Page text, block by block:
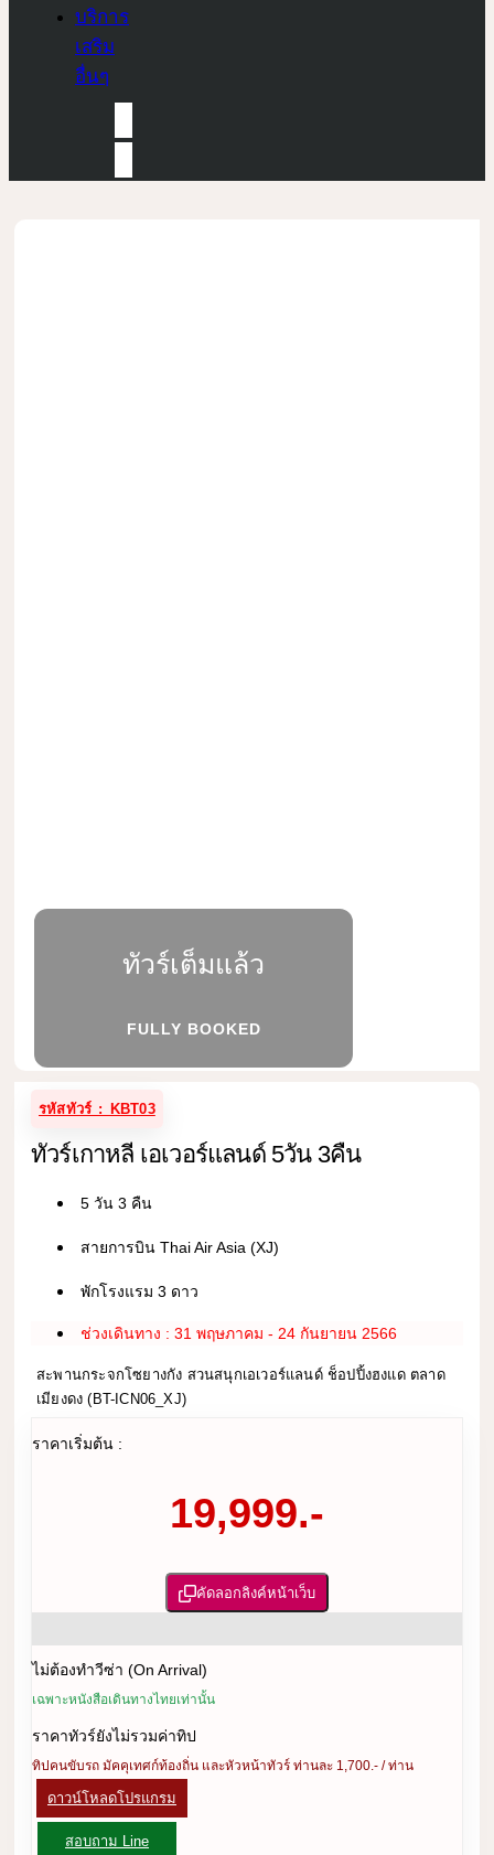
บริการ
เสริม
อื่นๆ
ทัวร์เต็มแล้ว
FULLY BOOKED
รหัสทัวร์ : KBT03
ทัวร์เกาหลี เอเวอร์แลนด์ 5วัน 3คืน
5 วัน 3 คืน
สายการบิน Thai Air Asia (XJ)
พักโรงแรม 3 ดาว
ช่วงเดินทาง : 31 พฤษภาคม - 24 กันยายน 2566
สะพานกระจกโซยางกัง สวนสนุกเอเวอร์แลนด์ ช็อปปิ้งฮงแด ตลาด
เมียงดง (BT-ICN06_XJ)
ราคาเริ่มต้น :
19,999.-
คัดลอกลิงค์หน้าเว็บ
ไม่ต้องทำวีซ่า (On Arrival)
เฉพาะหนังสือเดินทางไทยเท่านั้น
ราคาทัวร์ยังไม่รวมค่าทิป
ทิปคนขับรถ มัคคุเทศก์ท้องถิ่น และหัวหน้าทัวร์ ท่านละ 1,700.- / ท่าน
ดาวน์โหลดโปรแกรม
สอบถาม Line